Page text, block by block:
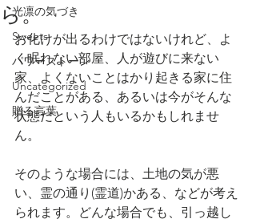
光凛の気づき
Sweets
パワーストーン
Uncategorized
贈る言葉
ら。
お化けが出るわけではないけれど、よ
く眠れない部屋、人が遊びに来ない
家、よくないことはかり起きる家に住
んだことがある、あるいは今がそんな
状態だという人もいるかもしれませ
ん。
そのような場合には、土地の気が悪
い、霊の通り(霊道)かある、などが考え
られます。どんな場合でも、引っ越し